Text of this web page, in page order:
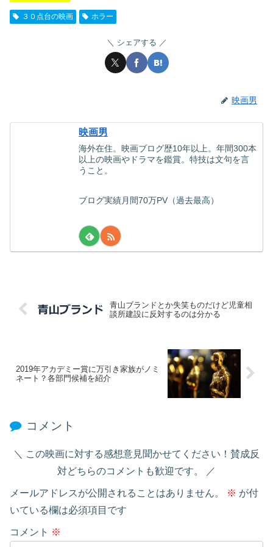
３０点台の映画 ホラー
シェアする
映画男
映画男
海外在住。映画ブログ歴10年以上。年間300本
以上の映画やドラマを鑑賞。特技は文句を言
うこと。
ブログ実績月間70万PV（過去最高）
青山ブランドとか失笑ものだけど児童相
談所建設に反対するのは分かる
2019年アカデミー賞に万引き家族がノミ
ネート？各部門候補を紹介
コメント
この映画に対する感想意見聞かせてください！賛成反
対どちらのコメントも歓迎です。
メールアドレスが公開されることはありません。 ※ が付
いている欄は必須項目です
コメント ※